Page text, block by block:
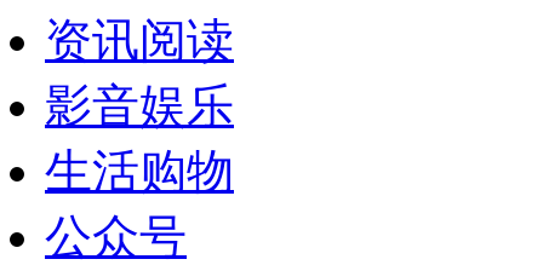
资讯阅读
影音娱乐
生活购物
公众号